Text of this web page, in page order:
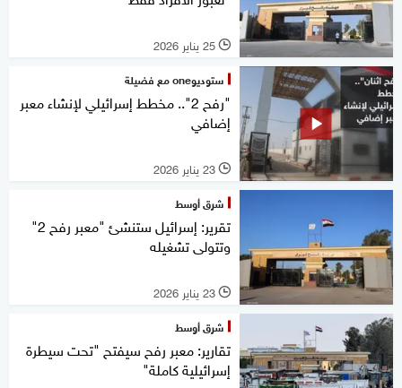
l 25 يناير 2026
ستوديوone مع فضيلة
"رفح 2".. مخطط إسرائيلي لإنشاء معبر
إضافي
l 23 يناير 2026
شرق أوسط
تقرير: إسرائيل ستنشئ "معبر رفح 2"
وتتولى تشغيله
l 23 يناير 2026
شرق أوسط
تقارير: معبر رفح سيفتح "تحت سيطرة
إسرائيلية كاملة"